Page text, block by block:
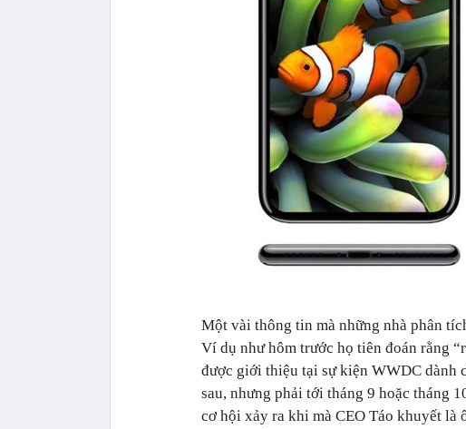
Một vài thông tin mà những nhà phân
Ví dụ như hôm trước họ tiên đoán rằng
được giới thiệu tại sự kiện WWDC dành
sau, nhưng phải tới tháng 9 hoặc tháng
cơ hội xảy ra khi mà CEO Táo khuyết là